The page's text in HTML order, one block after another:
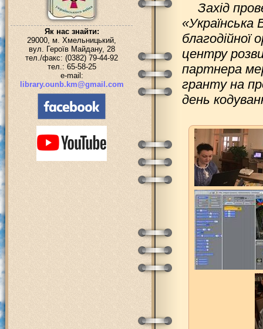
Як нас знайти:
29000, м. Хмельницький,
вул. Героїв Майдану, 28
тел./факс: (0382) 79-44-92
тел.: 65-58-25
e-mail:
library.ounb.km@gmail.com
Захід
«Українська
благодійної
центру
партнера
гранту на
день